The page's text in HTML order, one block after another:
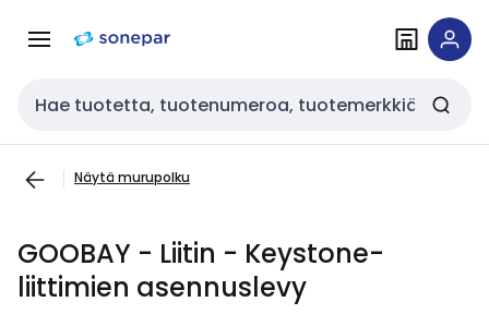
navigointiinsisältöön
Haku
Näytä murupolku
GOOBAY - Liitin - Keystone-
liittimien asennuslevy